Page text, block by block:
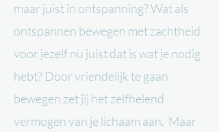
maar juist in ontspanning? Wat als
ontspannen bewegen met zachtheid
voor jezelf nu juist dat is wat je nodig
hebt? Door vriendelijk te gaan
bewegen zet jij het zelfhelend
vermogen van je lichaam aan. Maar